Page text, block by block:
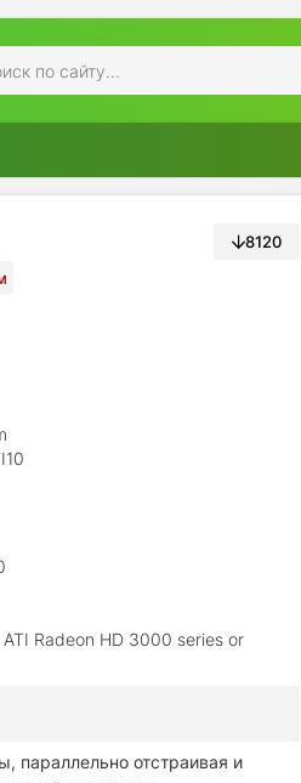
8120
Radeon HD 3000 series or
параллельно отстраивая и